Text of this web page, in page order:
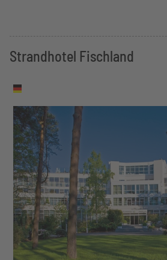
Strandhotel Fischland